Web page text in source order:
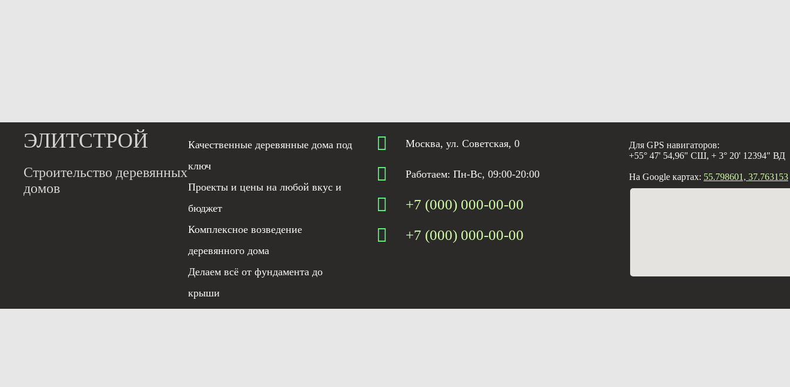
ЭЛИТСТРОЙ
Строительство деревянных
домов
Качественные деревянные дома под
ключ
Проекты и цены на любой вкус и
бюджет
Комплексное возведение
деревянного дома
Делаем всё от фундамента до
крыши
Москва, ул. Советская, 0
Работаем: Пн-Вс, 09:00-20:00
+7 (000) 000-00-00
+7 (000) 000-00-00
Для GPS навигаторов:
+55° 47' 54,96" СШ, + 3° 20' 12394" ВД
На Google картах: 55.798601, 37.763153